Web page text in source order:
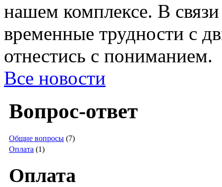
нашем комплексе. В
временные трудности с
отнестись с пониманием.
Все новости
Вопрос-ответ
Общие вопросы (7)
Оплата (1)
Оплата